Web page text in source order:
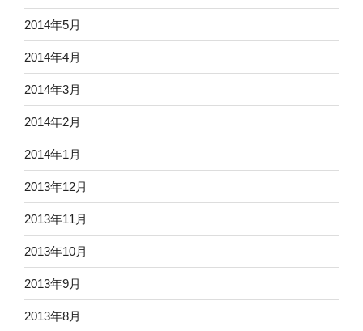
2014年5月
2014年4月
2014年3月
2014年2月
2014年1月
2013年12月
2013年11月
2013年10月
2013年9月
2013年8月